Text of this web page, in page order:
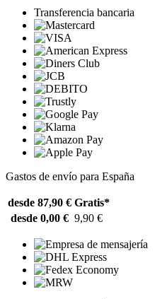
Transferencia bancaria
Gastos de envío para España
desde 87,90 € Gratis*
desde 0,00 € 9,90 €